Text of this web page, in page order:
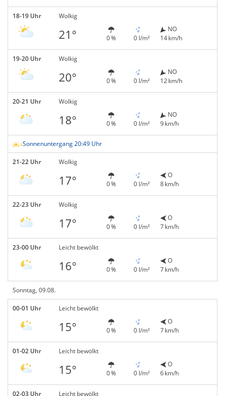
18-19 Uhr Wolkig
21° 0 % 0 l/m²
NO
14 km/h
19-20 Uhr Wolkig
20° 0 % 0 l/m²
NO
12 km/h
20-21 Uhr Wolkig
18° 0 % 0 l/m²
NO
9 km/h
Sonnenuntergang 20:49 Uhr
21-22 Uhr Wolkig
17° 0 % 0 l/m²
O
8 km/h
22-23 Uhr Wolkig
17° 0 % 0 l/m²
O
7 km/h
23-00 Uhr Leicht bewölkt
16° 0 % 0 l/m²
O
7 km/h
Sonntag, 09.08.
00-01 Uhr Leicht bewölkt
15° 0 % 0 l/m²
O
7 km/h
01-02 Uhr Leicht bewölkt
15° 0 % 0 l/m²
O
6 km/h
02-03 Uhr Leicht bewölkt